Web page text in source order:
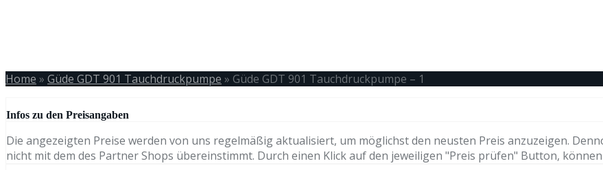
Home » Güde GDT 901 Tauchdruckpumpe » Güde GDT 901 Tauchdruckpumpe – 1
Infos zu den Preisangaben
Die angezeigten Preise werden von uns regelmäßig aktualisiert, um möglichst den neusten Preis anzuzeigen.
nicht mit dem des Partner Shops übereinstimmt. Durch einen Klick auf den jeweiligen "Preis prüfen" Button,